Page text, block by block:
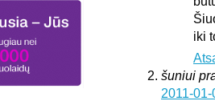
iki
šuniui
2011-